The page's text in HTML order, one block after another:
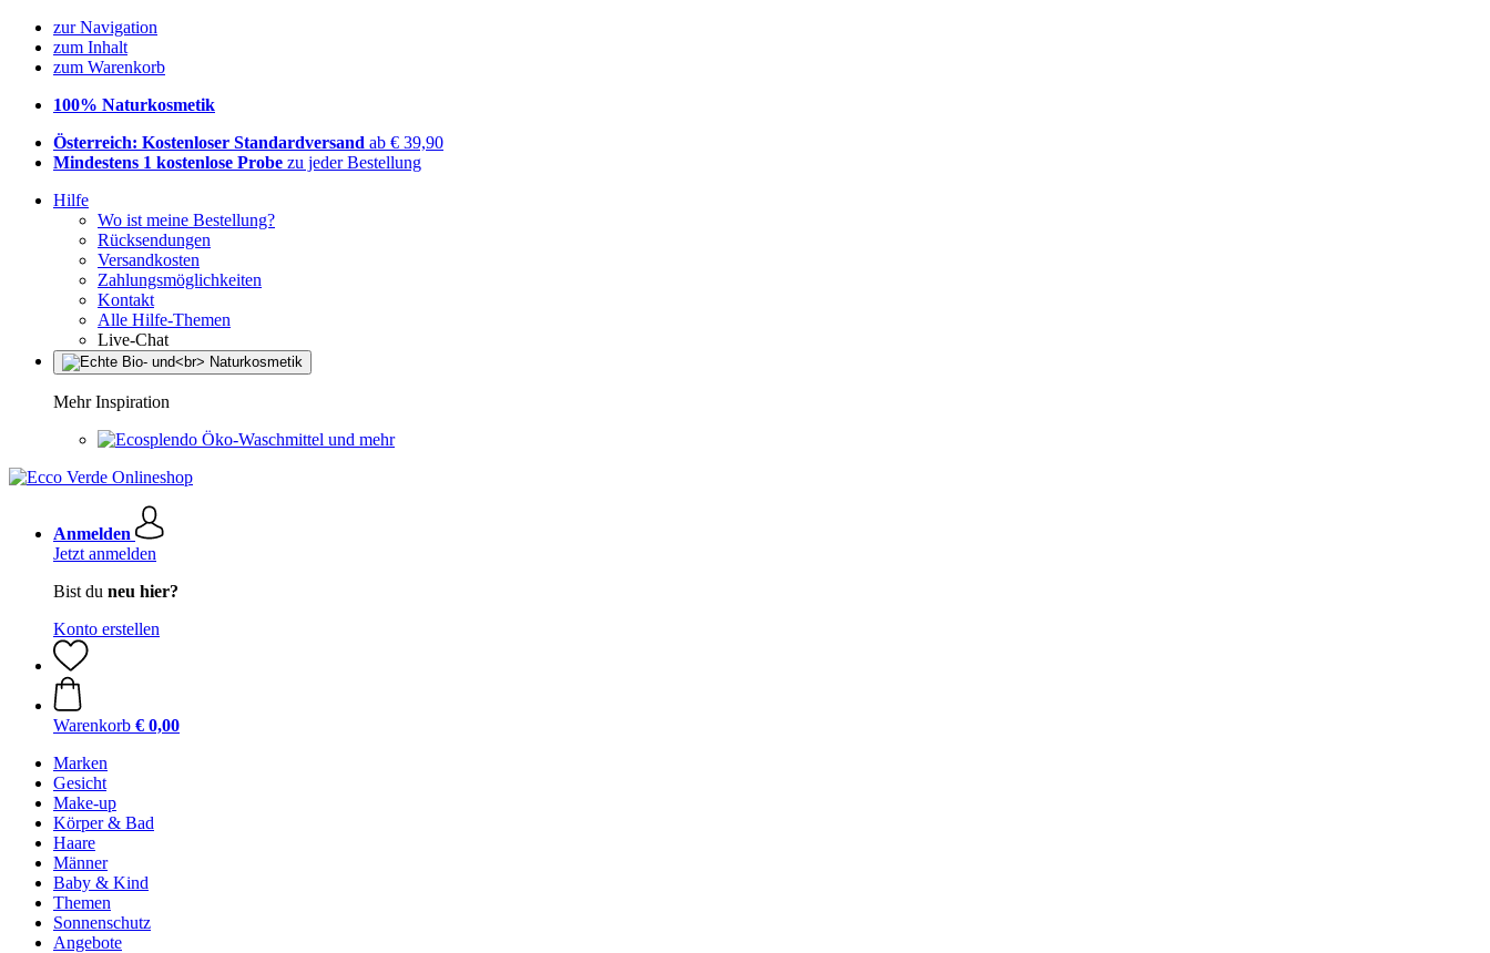
zur Navigation
zum Inhalt
zum Warenkorb
100% Naturkosmetik
Österreich: Kostenloser Standardversand ab € 39,90
Mindestens 1 kostenlose Probe zu jeder Bestellung
Hilfe
Wo ist meine Bestellung?
Rücksendungen
Versandkosten
Zahlungsmöglichkeiten
Kontakt
Alle Hilfe-Themen
Live-Chat
Mehr Inspiration
Öko-Waschmittel und mehr
Anmelden
Jetzt anmelden
Bist du neu hier?
Konto erstellen
Warenkorb € 0,00
Marken
Gesicht
Make-up
Körper & Bad
Haare
Männer
Baby & Kind
Themen
Sonnenschutz
Angebote